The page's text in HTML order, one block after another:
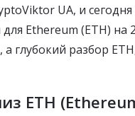
UA, и
Ethereum (ETH) на
глубокий разбор
ETH